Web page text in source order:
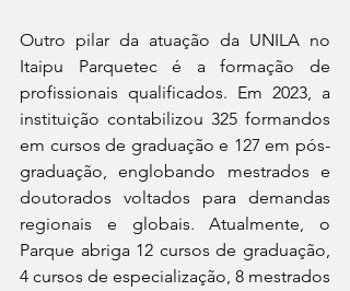
Outro pilar da atuação da UNILA no
Itaipu Parquetec é a formação de
profissionais qualificados. Em 2023, a
instituição contabilizou 325 formandos
em cursos de graduação e 127 em pós-
graduação, englobando mestrados e
doutorados voltados para demandas
regionais e globais. Atualmente, o
Parque abriga 12 cursos de graduação,
4 cursos de especialização, 8 mestrados